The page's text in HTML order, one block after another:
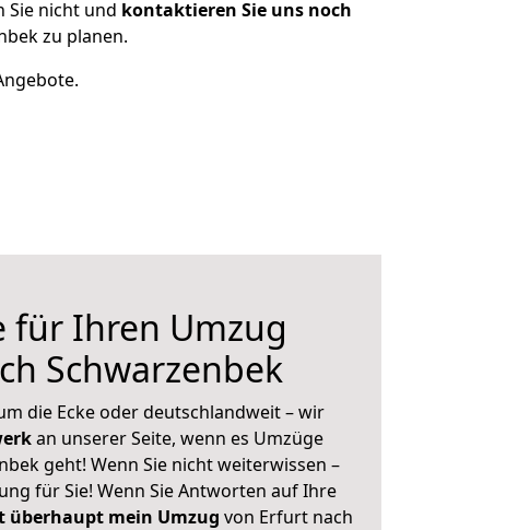
Sie nicht und kontaktieren Sie uns noch
zu planen.
für Ihren Umzug
Schwarzenbek
die Ecke oder deutschlandweit – wir
an unserer Seite, wenn es Umzüge
geht! Wenn Sie nicht weiterwissen –
für Sie! Wenn Sie Antworten auf Ihre
überhaupt mein Umzug von Erfurt nach